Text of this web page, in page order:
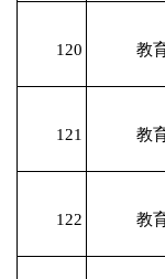
120 教
121 教
122 教